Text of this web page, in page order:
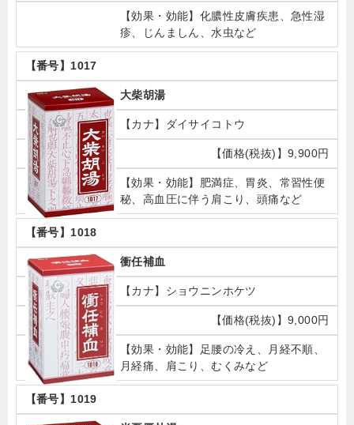
化膿性皮膚疾患、急性湿
疹、じんましん、水虫など
1017
大柴胡湯
ダイサイコトウ
9,900円
肥満症、胃炎、常習性便
秘、高血圧に伴う肩こり、頭痛など
1018
衝任補血
ショウニンホケツ
9,000円
足腰の冷え、月経不順、
月経痛、肩こり、むくみなど
1019